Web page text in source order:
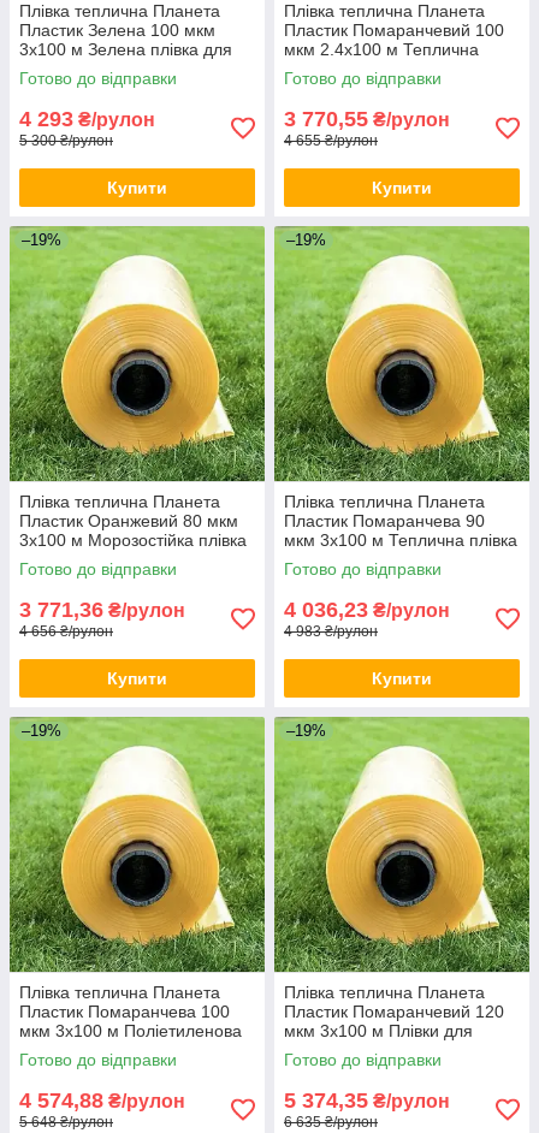
Плівка теплична Планета
Пластик Зелена 100 мкм
3х100 м Зелена плівка для
теплиць
Готово до відправки
4 293 ₴/рулон
5 300 ₴/рулон
Купити
Плівка теплична Планета
Пластик Помаранчевий 100
мкм 2.4х100 м Теплична
плівка для помідорів
Готово до відправки
3 770,55 ₴/рулон
4 655 ₴/рулон
Купити
–19%
Плівка теплична Планета
Пластик Оранжевий 80 мкм
3х100 м Морозостійка плівка
для теплиць Плівка для
теплиці
Готово до відправки
3 771,36 ₴/рулон
4 656 ₴/рулон
Купити
–19%
Плівка теплична Планета
Пластик Помаранчева 90
мкм 3х100 м Теплична плівка
для фермерів Плівка
покривна
Готово до відправки
4 036,23 ₴/рулон
4 983 ₴/рулон
Купити
–19%
Плівка теплична Планета
Пластик Помаранчева 100
мкм 3х100 м Поліетиленова
плівка для теплиць
Готово до відправки
4 574,88 ₴/рулон
5 648 ₴/рулон
–19%
Плівка теплична Планета
Пластик Помаранчевий 120
мкм 3х100 м Плівки для
теплиць Міцна плівка для
теплиць
Готово до відправки
5 374,35 ₴/рулон
6 635 ₴/рулон